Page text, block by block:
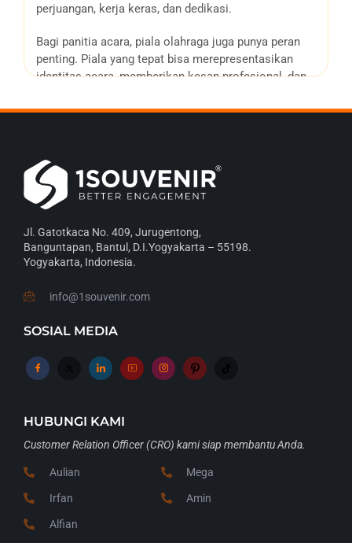
perjuangan, kerja keras, dan dedikasi.
Bagi panitia acara, piala olahraga juga punya peran
penting. Piala yang tepat bisa merepresentasikan
identitas acara, memberikan kesan profesional, dan
oleh para juara. Itulah mengapa pemilihan piala
Jenis-Jenis Piala Olahraga yang
Populer
Seiring berkembangnya tren dan teknologi produksi,
piala olahraga hadir dalam berbagai bahan dan
keunggulan tersendiri.
1. Piala Akrilik
Karakter:ringan, modern, transparan.
Kelebihan:bisa dipotong laser dengan bentuk
Contoh penggunaan:
turnamen e-sport, hingga acara olahraga sekolah.
2. Piala Kristal
Jl. Gatotkaca No. 409, Jurugentong,
Banguntapan, Bantul, D.I.Yogyakarta – 55198.
Yogyakarta, Indonesia.
info@1souvenir.com
SOSIAL MEDIA
HUBUNGI KAMI
Customer Relation Officer (CRO) kami siap membantu Anda.
Aulian
Irfan
Alfian
Mega
Amin